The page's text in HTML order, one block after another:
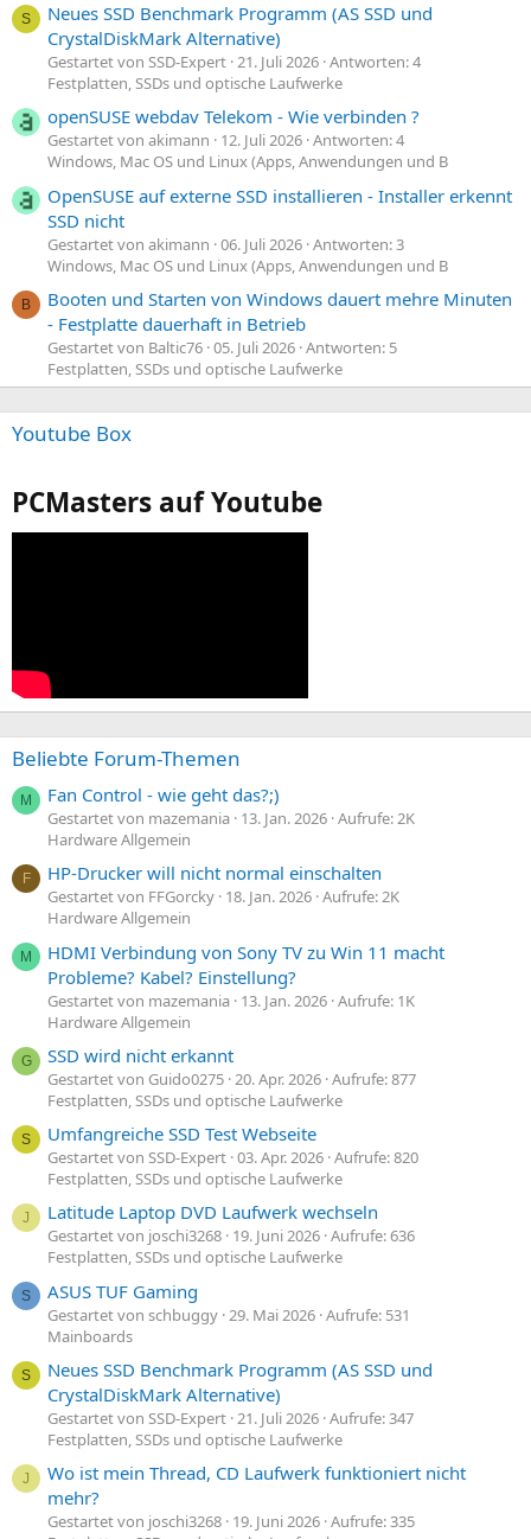
S
Neues SSD Benchmark Programm (AS SSD und
CrystalDiskMark Alternative)
Gestartet von SSD-Expert 21. Juli 2026 Antworten: 4
Festplatten, SSDs und optische Laufwerke
openSUSE webdav Telekom - Wie verbinden ?
Gestartet von akimann 12. Juli 2026 Antworten: 4
Windows, Mac OS und Linux (Apps, Anwendungen und B
OpenSUSE auf externe SSD installieren - Installer erkennt
SSD nicht
Gestartet von akimann 06. Juli 2026 Antworten: 3
Windows, Mac OS und Linux (Apps, Anwendungen und B
B
Booten und Starten von Windows dauert mehre Minuten
- Festplatte dauerhaft in Betrieb
Gestartet von Baltic76 05. Juli 2026 Antworten: 5
Festplatten, SSDs und optische Laufwerke
Youtube Box
PCMasters auf Youtube
Beliebte Forum-Themen
M Fan Control - wie geht das?;)
Gestartet von mazemania 13. Jan. 2026 Aufrufe: 2K
Hardware Allgemein
F HP-Drucker will nicht normal einschalten
Gestartet von FFGorcky 18. Jan. 2026 Aufrufe: 2K
Hardware Allgemein
M
HDMI Verbindung von Sony TV zu Win 11 macht
Probleme? Kabel? Einstellung?
Gestartet von mazemania 13. Jan. 2026 Aufrufe: 1K
Hardware Allgemein
G SSD wird nicht erkannt
Gestartet von Guido0275 20. Apr. 2026 Aufrufe: 877
Festplatten, SSDs und optische Laufwerke
S Umfangreiche SSD Test Webseite
Gestartet von SSD-Expert 03. Apr. 2026 Aufrufe: 820
Festplatten, SSDs und optische Laufwerke
J Latitude Laptop DVD Laufwerk wechseln
Gestartet von joschi3268 19. Juni 2026 Aufrufe: 636
Festplatten, SSDs und optische Laufwerke
S ASUS TUF Gaming
Gestartet von schbuggy 29. Mai 2026 Aufrufe: 531
Mainboards
S
Neues SSD Benchmark Programm (AS SSD und
CrystalDiskMark Alternative)
Gestartet von SSD-Expert 21. Juli 2026 Aufrufe: 347
Festplatten, SSDs und optische Laufwerke
J
Wo ist mein Thread, CD Laufwerk funktioniert nicht
mehr?
Gestartet von joschi3268 19. Juni 2026 Aufrufe: 335